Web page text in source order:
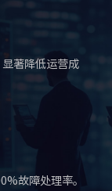
著降低运营成
故障处理率。